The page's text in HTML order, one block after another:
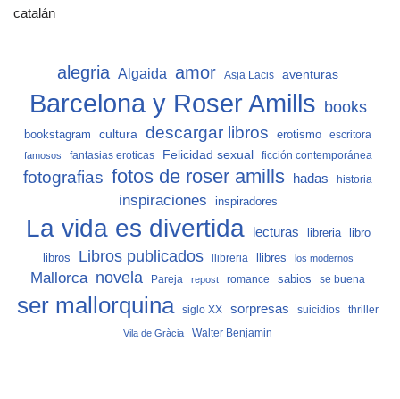
catalán
alegria Algaida amor Asja Lacis aventuras
Barcelona y Roser Amills books
bookstagram cultura descargar libros erotismo escritora
famosos fantasias eroticas Felicidad sexual ficción contemporánea
fotografias fotos de roser amills hadas historia
inspiraciones inspiradores
La vida es divertida lecturas libreria
libro
libros
Libros publicados llibreria llibres los modernos
Mallorca novela Pareja repost romance sabios se buena
ser mallorquina siglo XX sorpresas suicidios thriller
Vila de Gràcia Walter Benjamin